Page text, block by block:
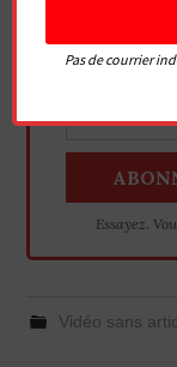
Essayez.
Vidéo sans
Pas de courrier